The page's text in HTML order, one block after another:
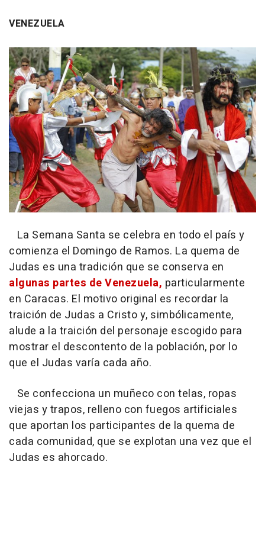
VENEZUELA
La Semana Santa se celebra en todo el país y
comienza el Domingo de Ramos. La quema de
Judas es una tradición que se conserva en
algunas partes de Venezuela, particularmente
en Caracas. El motivo original es recordar la
traición de Judas a Cristo y, simbólicamente,
alude a la traición del personaje escogido para
mostrar el descontento de la población, por lo
que el Judas varía cada año.
Se confecciona un muñeco con telas, ropas
viejas y trapos, relleno con fuegos artificiales
que aportan los participantes de la quema de
cada comunidad, que se explotan una vez que el
Judas es ahorcado.